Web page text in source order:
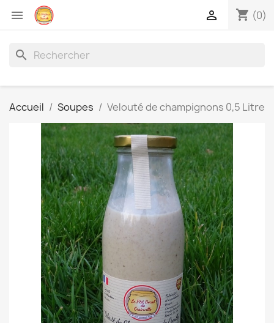
 shopping_cart (0)

search
Accueil Soupes Velouté de champignons 0,5 Litre